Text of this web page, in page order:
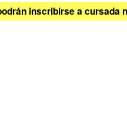
inscribirse a cursada